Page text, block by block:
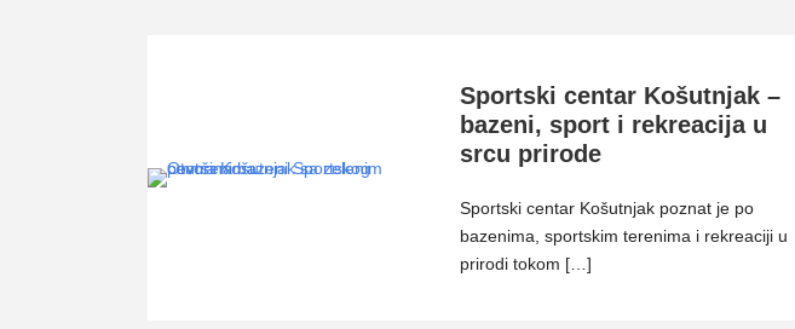
Sportski centar Košutnjak –
bazeni, sport i rekreacija u
srcu prirode
Sportski centar Košutnjak poznat je po
bazenima, sportskim terenima i rekreaciji u
prirodi tokom […]